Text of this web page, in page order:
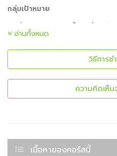
กลุ่มเป้าหมาย
- ผู้ที่ต้องการทบทวนเนื้อหาเพื่อเตรี
วางแผนการเงินเพื่อสำรวจจุดอ่อนแล
แนวทางในการปรับปรุงการเตรียมตั
- ผู้ที่ขาดทักษะในการสรุปรวบยอดเ
ฝึกหัด
รูปแบบการอบรม
โจทย์และเทคนิคในการตัดตัวเลือก
อ่านทั้งหมด
วิธีการช
ความคิดเห็น
เนื้อหาของคอร์สนี้